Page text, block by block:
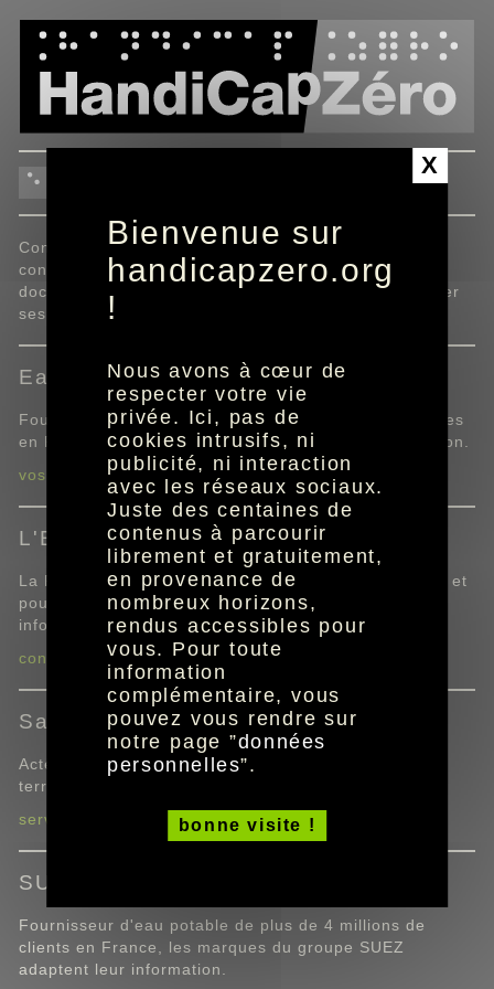
Consommation, réglementation, conseils : prendre
connaissance, sans l'aide de l'entourage, des
documents de son fournisseur d'eau, pour mieux gérer
ses dépenses.
Eaux de Marseille
Fournisseur de la ville de Marseille et de 65 communes
en Provence, Eaux de Marseille adapte son information.
vos contacts Eaux de Marseille
L'Eau Bordeaux Métropole
La Régie de L'Eau Bordeaux Métropole travaille avec et
pour Bordeaux Métropole depuis 2023 et adapte son
information.
contacts
Saur
Acteur mondial, la marque adapte ses services sur le
territoire français pour l'ensemble de ses filiales.
services clients par région
SUEZ Eau France
Fournisseur d'eau potable de plus de 4 millions de
clients en France, les marques du groupe SUEZ
adaptent leur information.
X
Bienvenue sur
handicapzero.org
!
Nous avons à cœur de
respecter votre vie
privée. Ici, pas de
cookies intrusifs, ni
publicité, ni interaction
avec les réseaux sociaux.
Juste des centaines de
contenus à parcourir
librement et gratuitement,
en provenance de
nombreux horizons,
rendus accessibles pour
vous. Pour toute
information
complémentaire, vous
pouvez vous rendre sur
notre page ”données
personnelles”.
bonne visite !